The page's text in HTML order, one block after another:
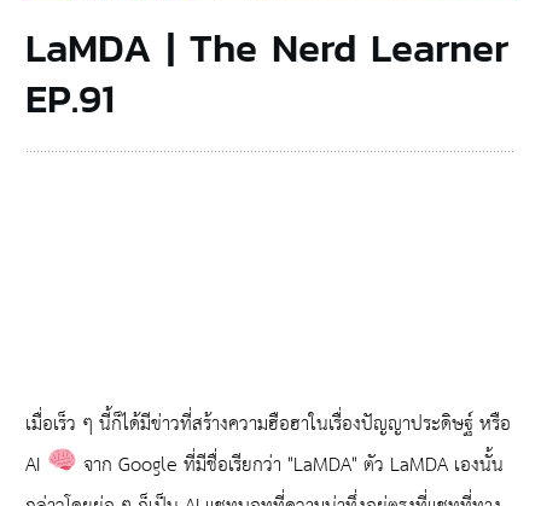
LaMDA | The Nerd Learner
EP.91
เมื่อเร็ว ๆ นี้ก็ได้มีข่าวที่สร้างความฮือฮาในเรื่องปัญญาประดิษฐ์ หรือ
AI
จาก Google ที่มีชื่อเรียกว่า "LaMDA" ตัว LaMDA เองนั้น